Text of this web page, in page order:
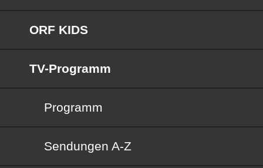
ORF KIDS
TV-Programm
Programm
Sendungen von A bis Z
Sendungen A-Z